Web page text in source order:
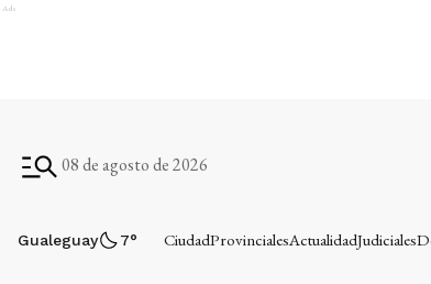
Ads
08 de agosto de 2026
Gualeguay 7° CiudadProvincialesActualidadJudiciales